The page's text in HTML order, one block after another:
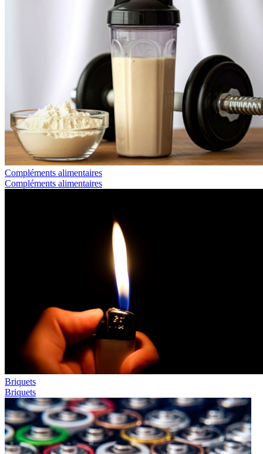
Compléments alimentaires
Compléments alimentaires
Briquets
Briquets